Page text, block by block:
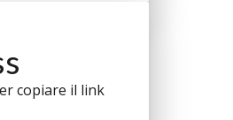
copiare il link